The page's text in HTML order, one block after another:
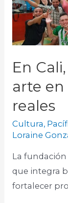
En
arte
reales
Cultura,
Loraine
La
que integra
fortalecer